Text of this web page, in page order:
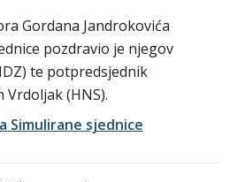
Gordana Jandrokovića
pozdravio je njegov
te potpredsjednik
(HNS).
Simulirane sjednice